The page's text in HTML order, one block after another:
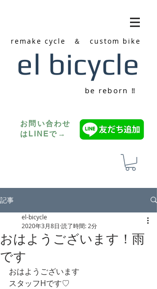
remake cycle ＆ custom bike
el bicycle
be reborn ‼
お問い合わせ
はLINEで→
記事
おはようございます！雨
です
el-bicycle
2020年3月8日 読了時間: 2分
おはようございます
スタッフHです♡